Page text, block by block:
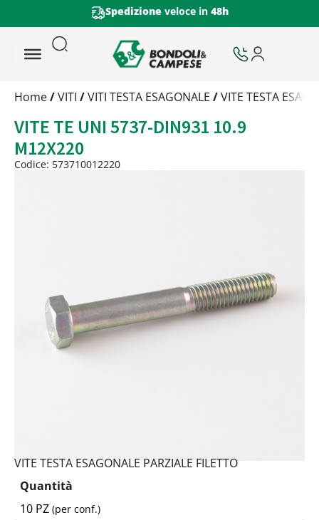
Spedizione veloce in 48h
Trattamento
Peso
Quantità
Trattamento:grezzo
Home/VITI /VITI TESTA ESAGONALE /VITE TESTA
VITE TE UNI 5737-DIN931 10.9
M12X220
Codice: 573710012220
VITE TESTA ESAGONALE PARZIALE FILETTO
Quantità
10 PZ(per conf.)